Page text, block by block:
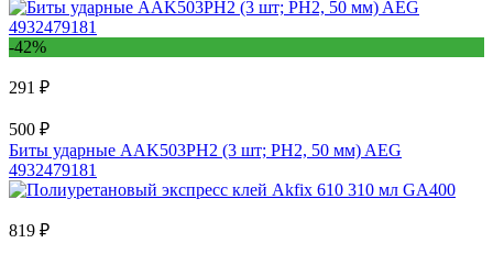
-42%
291 ₽
500 ₽
Биты ударные AAK503PH2 (3 шт; PH2, 50 мм) AEG
4932479181
819 ₽